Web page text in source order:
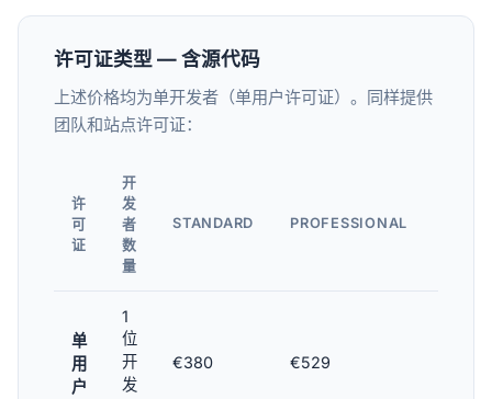
许可证类型 — 含源代码
上述价格均为单开发者（单用户许可证）。同样提供
团队和站点许可证：
许
可
证
开
发
者
数
量
STANDARD PROFESSIONAL
单
用
户
1
位
开
发
€380 €529